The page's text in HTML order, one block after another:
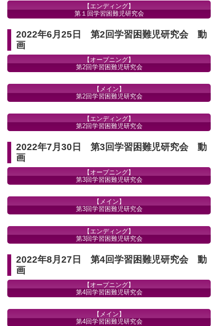
【エンディング】
第１回学習困難児研究会
2022年6月25日 第2回学習困難児研究会 動
画
【オープニング】
第2回学習困難児研究会
【メイン】
第2回学習困難児研究会
【エンディング】
第2回学習困難児研究会
2022年7月30日 第3回学習困難児研究会 動
画
【オープニング】
第3回学習困難児研究会
【メイン】
第3回学習困難児研究会
【エンディング】
第3回学習困難児研究会
2022年8月27日 第4回学習困難児研究会 動
画
【オープニング】
第4回学習困難児研究会
【メイン】
第4回学習困難児研究会